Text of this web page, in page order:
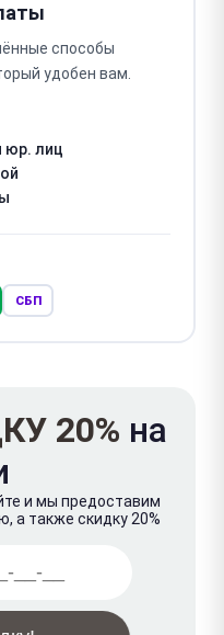
способы
удобен вам.
юр. лиц
СБП
20% на
и мы предоставим
а также скидку 20%